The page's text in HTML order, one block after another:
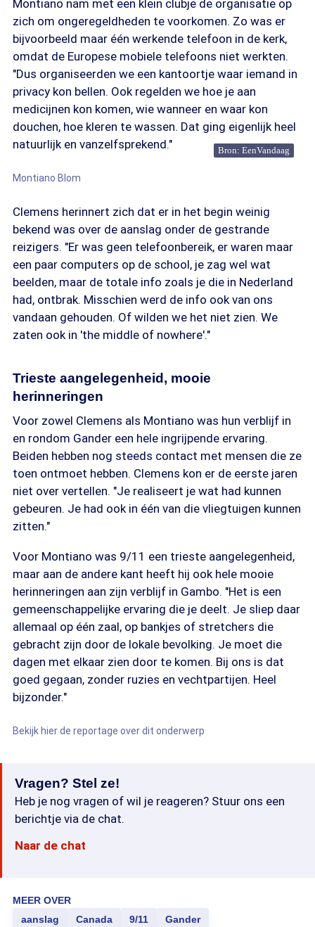
Montiano nam met een klein clubje de organisatie op
zich om ongeregeldheden te voorkomen. Zo was er
bijvoorbeeld maar één werkende telefoon in de kerk,
omdat de Europese mobiele telefoons niet werkten.
"Dus organiseerden we een kantoortje waar iemand in
privacy kon bellen. Ook regelden we hoe je aan
medicijnen kon komen, wie wanneer en waar kon
douchen, hoe kleren te wassen. Dat ging eigenlijk heel
natuurlijk en vanzelfsprekend."
Bron: EenVandaag
Montiano Blom
Clemens herinnert zich dat er in het begin weinig
bekend was over de aanslag onder de gestrande
reizigers. "Er was geen telefoonbereik, er waren maar
een paar computers op de school, je zag wel wat
beelden, maar de totale info zoals je die in Nederland
had, ontbrak. Misschien werd de info ook van ons
vandaan gehouden. Of wilden we het niet zien. We
zaten ook in 'the middle of nowhere'."
Trieste aangelegenheid, mooie
herinneringen
Voor zowel Clemens als Montiano was hun verblijf in
en rondom Gander een hele ingrijpende ervaring.
Beiden hebben nog steeds contact met mensen die ze
toen ontmoet hebben. Clemens kon er de eerste jaren
niet over vertellen. "Je realiseert je wat had kunnen
gebeuren. Je had ook in één van die vliegtuigen kunnen
zitten."
Voor Montiano was 9/11 een trieste aangelegenheid,
maar aan de andere kant heeft hij ook hele mooie
herinneringen aan zijn verblijf in Gambo. "Het is een
gemeenschappelijke ervaring die je deelt. Je sliep daar
allemaal op één zaal, op bankjes of stretchers die
gebracht zijn door de lokale bevolking. Je moet die
dagen met elkaar zien door te komen. Bij ons is dat
goed gegaan, zonder ruzies en vechtpartijen. Heel
bijzonder."
Bekijk hier de reportage over dit onderwerp
Vragen? Stel ze!
Heb je nog vragen of wil je reageren? Stuur ons een
berichtje via de chat.
Naar de chat
MEER OVER
aanslag
Canada 9/11 Gander